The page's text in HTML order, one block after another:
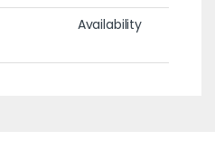
Availability